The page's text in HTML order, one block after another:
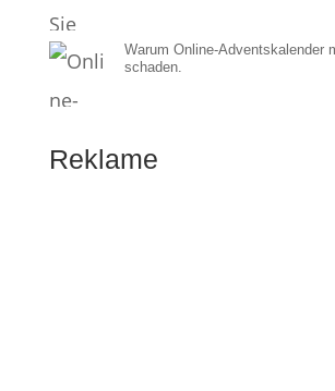
Warum Online-Adventskalender
schaden.
Reklame